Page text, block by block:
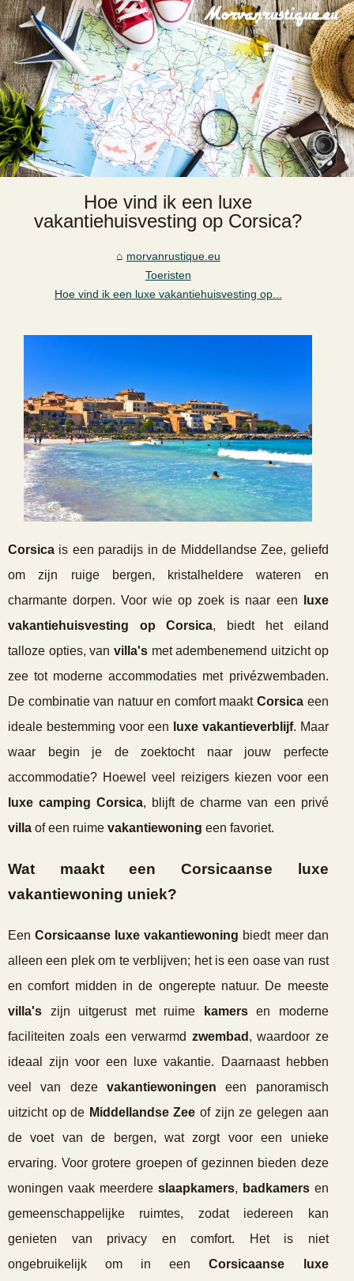
Hoe vind ik een luxe
vakantiehuisvesting op Corsica?
morvanrustique.eu
Toeristen
Hoe vind ik een luxe vakantiehuisvesting op...
Corsica is een paradijs in de Middellandse Zee, geliefd
om zijn ruige bergen, kristalheldere wateren en
charmante dorpen. Voor wie op zoek is naar een
luxe
vakantiehuisvesting op Corsica, biedt het eiland
talloze opties, van villa'smet adembenemend uitzicht op
zee tot moderne accommodaties met privézwembaden.
De combinatie van natuur en comfort maaktCorsica een
ideale bestemming voor een
luxe vakantieverblijf. Maar
waar begin je de zoektocht naar jouw perfecte
accommodatie? Hoewel veel reizigers kiezen voor een
luxe camping Corsica, blijft de charme van een privé
villa of een ruime vakantiewoning een favoriet.
Wat maakt een Corsicaanse luxe
vakantiewoning uniek?
EenCorsicaanse luxe vakantiewoning biedt meer dan
alleen een plek om te verblijven; het is een oase van rust
en comfort midden in de ongerepte natuur. De meeste
villa's zijn uitgerust met ruime kamersen moderne
faciliteiten zoals een verwarmd zwembad , waardoor ze
ideaal zijn voor een luxe vakantie. Daarnaast hebben
veel van deze vakantiewoningen een panoramisch
uitzicht op de Middellandse Zee of zijn ze gelegen aan
de voet van de bergen, wat zorgt voor een unieke
ervaring. Voor grotere groepen of gezinnen bieden deze
woningen vaak meerdere slaapkamers, badkamersen
gemeenschappelijke ruimtes, zodat iedereen kan
genieten van privacy en comfort. Het is niet
ongebruikelijk om in eenCorsicaanse luxe